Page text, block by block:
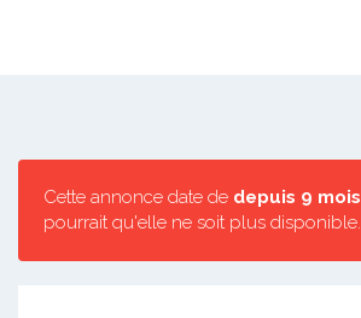
Cette annonce date de depuis 9 mois
pourrait qu'elle ne soit plus disponible.